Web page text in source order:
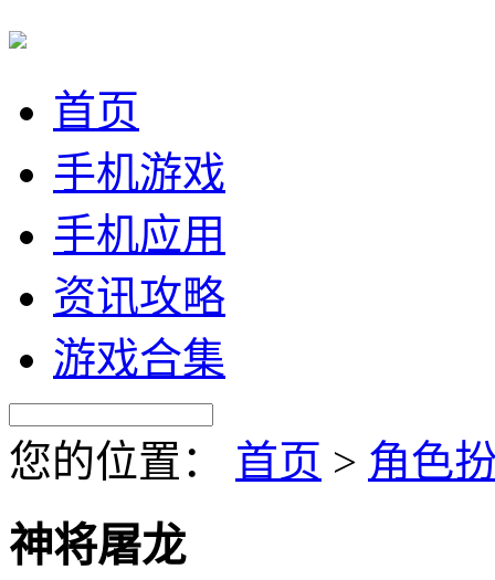
首页
手机游戏
手机应用
资讯攻略
游戏合集
您的位置： 首页 > 角色
神将屠龙